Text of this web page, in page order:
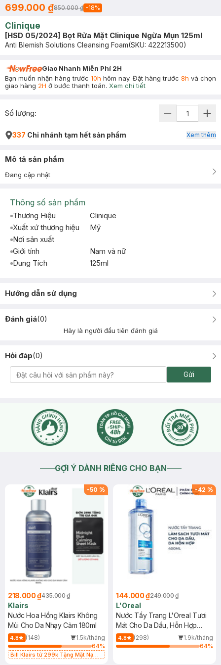
699.000 ₫850.000 ₫ -18%
Clinique
[HSD 05/2024] Bọt Rửa Mặt Clinique Ngừa Mụn 125ml
Anti Blemish Solutions Cleansing Foam(SKU: 422213500)
Giao Nhanh Miễn Phí 2H
Bạn muốn nhận hàng trước 10h hôm nay. Đặt hàng trước 8h và chọn
giao hàng 2H ở bước thanh toán. Xem chi tiết
Số lượng:
337 Chi nhánh tạm hết sản phẩm Xem thêm
Mô tả sản phẩm
Đang cập nhật
Thông số sản phẩm
Thương Hiệu
Clinique
Xuất xứ thương hiệu
Mỹ
Nơi sản xuất
Giới tính
Nam và nữ
Dung Tích
125ml
Hướng dẫn sử dụng
Đánh giá(0)
Hãy là người đầu tiên đánh giá
Hỏi đáp(0)
Gửi
GỢI Ý DÀNH RIÊNG CHO BẠN
-50 %
218.000 ₫435.000 ₫
Klairs
Nước Hoa Hồng Klairs Không
Mùi Cho Da Nhạy Cảm 180ml
4.8 (148)
1.5k/tháng
64%
Bill Klairs từ 299k Tặng Mặt Nạ
-42 %
144.000 ₫249.000 ₫
L'Oreal
Nước Tẩy Trang L'Oreal Tươi
Mát Cho Da Dầu, Hỗn Hợp
400ml
4.8 (298)
1.9k/tháng
64%